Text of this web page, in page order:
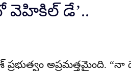
వెహికిల్ డే’..
ప్రభుత్వం అప్రమత్తమైంది.